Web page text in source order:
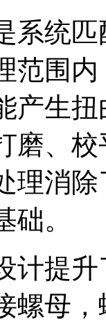
系统
范围
产生
、
理消
。
计提
螺母